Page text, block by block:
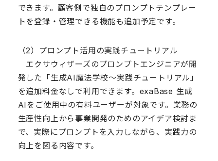
できます。顧客側で独自のプロンプトテンプレー
トを登録・管理できる機能も追加予定です。
（2）プロンプト活用の実践チュートリアル
エクサウィザーズのプロンプトエンジニアが開
発した「生成AI魔法学校〜実践チュートリアル」
を追加料金なしで利用できます。exaBase 生成
AIをご使用中の有料ユーザーが対象です。業務の
生産性向上から事業開発のためのアイデア検討ま
で、実際にプロンプトを入力しながら、実践力の
向上を図る内容です。